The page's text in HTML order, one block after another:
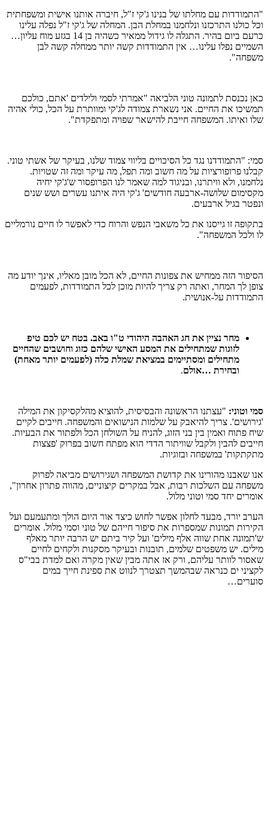
"התמודדות עם מחלתו של בנינו ג'קי ז"ל, חיברה אותנו אישית ומשפחתית
וכל כולנו התרכזנו ונלחמנו במחלת הבן. המחלה של ג'קי ז"ל נפלה עלינו
כרעם ביום בהיר. התגלה לו גידול ממאיר כשהיה בן 14 בגזע מוח עליון…
השמיים נפלו עלינו… אין התמודדות קשה יותר ממחלה קשה לבן
משפחה".
כאן נכנסת לתמונה טוני הלביאה "אמרתי לסמי ולילדים 'אתם, כולכם
תמשיכו את החיים. אני נשארת צמודה לג'קי ומוותרת על הכל, כולי אהיה
שלו ואיתו. המשפחה חייבת להישאר שפויה ומתפקדת".
סמי: "התמודדנו נגד כל הסיכויים בליווי צמוד שלנו, בעיקר של אשתי טוני.
קבלנו פרופורציות על מה חשוב ומה תפל, מה עיקר ומה זה שטויות.
נלחמנו, ולא וויתרנו, ובניגוד למה שאמר לנו הפרופסור ש'ג'קי יחיה
מקסימום שלושה-ארבעה חודשים' ג'קי היה איתנו עשרים ושש שנים
ונפטר בגיל ארבעים.
בתקופה זו גייסנו את כל משאבי הנפש והרוח כדי לאפשר לו חיים נורמליים
לו ולכל המשפחה".
הסיפור הזה ממחיש את צפונות החיים, לא הכל מובן מאליו, אינך יודע מה
צופן לך המחר, ואתה רק צריך להיות מוכן לכל התמודדות, לפעמים
התמודדות על-אנושית.
מחר נציין את חג האהבה היהודי ט"ו באב. בטח יש לכם טיפ
לזוגות שמתחילים את המסע האישי שלהם כזוג וחושבים שהחיים
מתחילים ומסתיימים במציאת שמלת כלה (לפעמים יותר מאחת)
ובחירת …אולם.
סמי וטוני: "עצתנו הראשונה והבסיסית, להוציא מהלקסיקון את המילה
'גירושים'. צריך להיאבק על שלמות הנישואים והמשפחה. חייבים לקיים
שיח פתוח ואמין בין בני הזוג, להניח על השולחן הכל ולפתור את הבעיות.
חייבים להבין ולקבל שוויתור הדדי הוא מפתח חשוב בפרוק 'פצצות
מתקתקות' במשפחה ובזוגיות.
אנו שאבנו מהורינו את קדושת המשפחה ושגירושים מביאה לפרוק
משפחה עם השלכות רבות, אבל במקרים קיצוניים, מהווה פתרון אחרון",
אומרים יחד סמי וטוני מלול.
הערב יורד, מבעד לחלון אפשר לחוש כיצד אור היום הולך ומתעמעם ועל
הקירות תמונות שמספרות את סיפור חייהם של טוני וסמי מלול. אומרים
ש'תמונה אחת שווה אלף מילים' ועל קיר ביתם יש הרבה יותר מאלף
מילים. יש משפטים שלמים, תובנות ובעיקר מסקנות ולקחים לחיים
שאסור לוותר עליהם, ורק אז אתה מבין שאין מקרה ואם למדת בבי"ס
לקציני ים כנראה שבהמשך תצטרך לנווט את ספינת חייך במים
סוערים…